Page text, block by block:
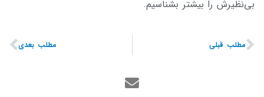
بی‌نظیرش را بیشتر بشناسیم.
مطلب قبلی مطلب بعدی